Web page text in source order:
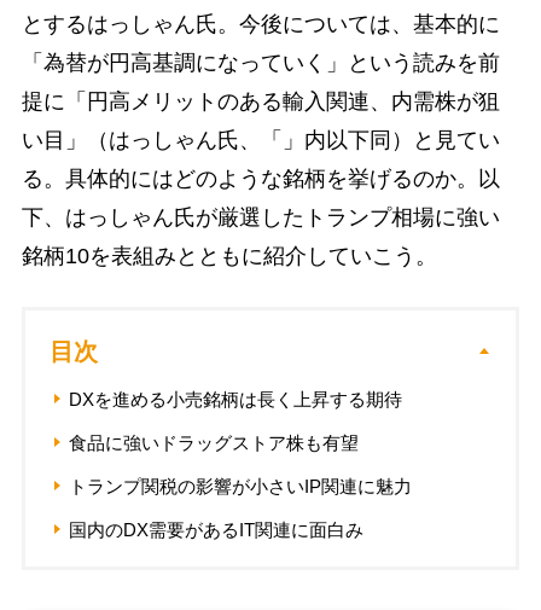
とするはっしゃん氏。今後については、基本的に
「為替が円高基調になっていく」という読みを前
提に「円高メリットのある輸入関連、内需株が狙
い目」（はっしゃん氏、「」内以下同）と見てい
る。具体的にはどのような銘柄を挙げるのか。以
下、はっしゃん氏が厳選したトランプ相場に強い
銘柄10を表組みとともに紹介していこう。
目次
DXを進める小売銘柄は長く上昇する期待
食品に強いドラッグストア株も有望
トランプ関税の影響が小さいIP関連に魅力
国内のDX需要があるIT関連に面白み